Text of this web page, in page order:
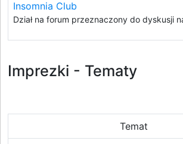
Insomnia Club
Dział na forum przeznaczony do dyskusji
Imprezki - Tematy
Temat